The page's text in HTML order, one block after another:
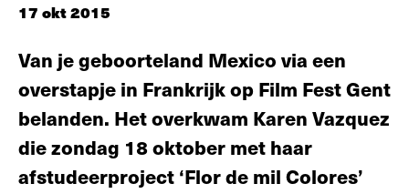
17 okt 2015
Van je geboorteland Mexico via een
overstapje in Frankrijk op Film Fest Gent
belanden. Het overkwam Karen Vazquez
die zondag 18 oktober met haar
afstudeerproject ‘Flor de mil Colores’